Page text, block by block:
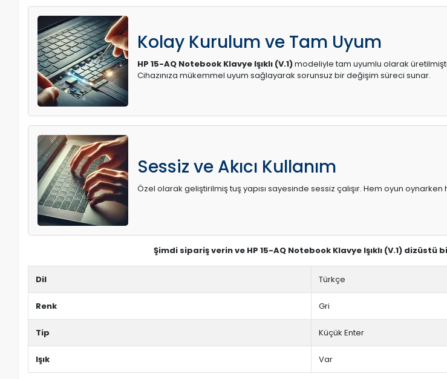
Kolay Kurulum ve Tam Uyum
HP 15-AQ Notebook Klavye Işıklı (V.1)modeliyle tam uyumlu olarak
Cihazınıza mükemmel uyum sağlayarak sorunsuz bir değişim süreci sunar.
Sessiz ve Akıcı Kullanım
Özel olarak geliştirilmiş tuş yapısı sayesinde sessiz çalışır. Hem oyun
Şimdi sipariş verin ve HP 15-AQ Notebook Klavye Işıklı (V.1)
Dil Türkçe
Renk Gri
Tip Küçük Enter
Işık Var